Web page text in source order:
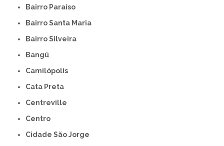
Bairro Paraíso
Bairro Santa Maria
Bairro Silveira
Bangú
Camilópolis
Cata Preta
Centreville
Centro
Cidade São Jorge